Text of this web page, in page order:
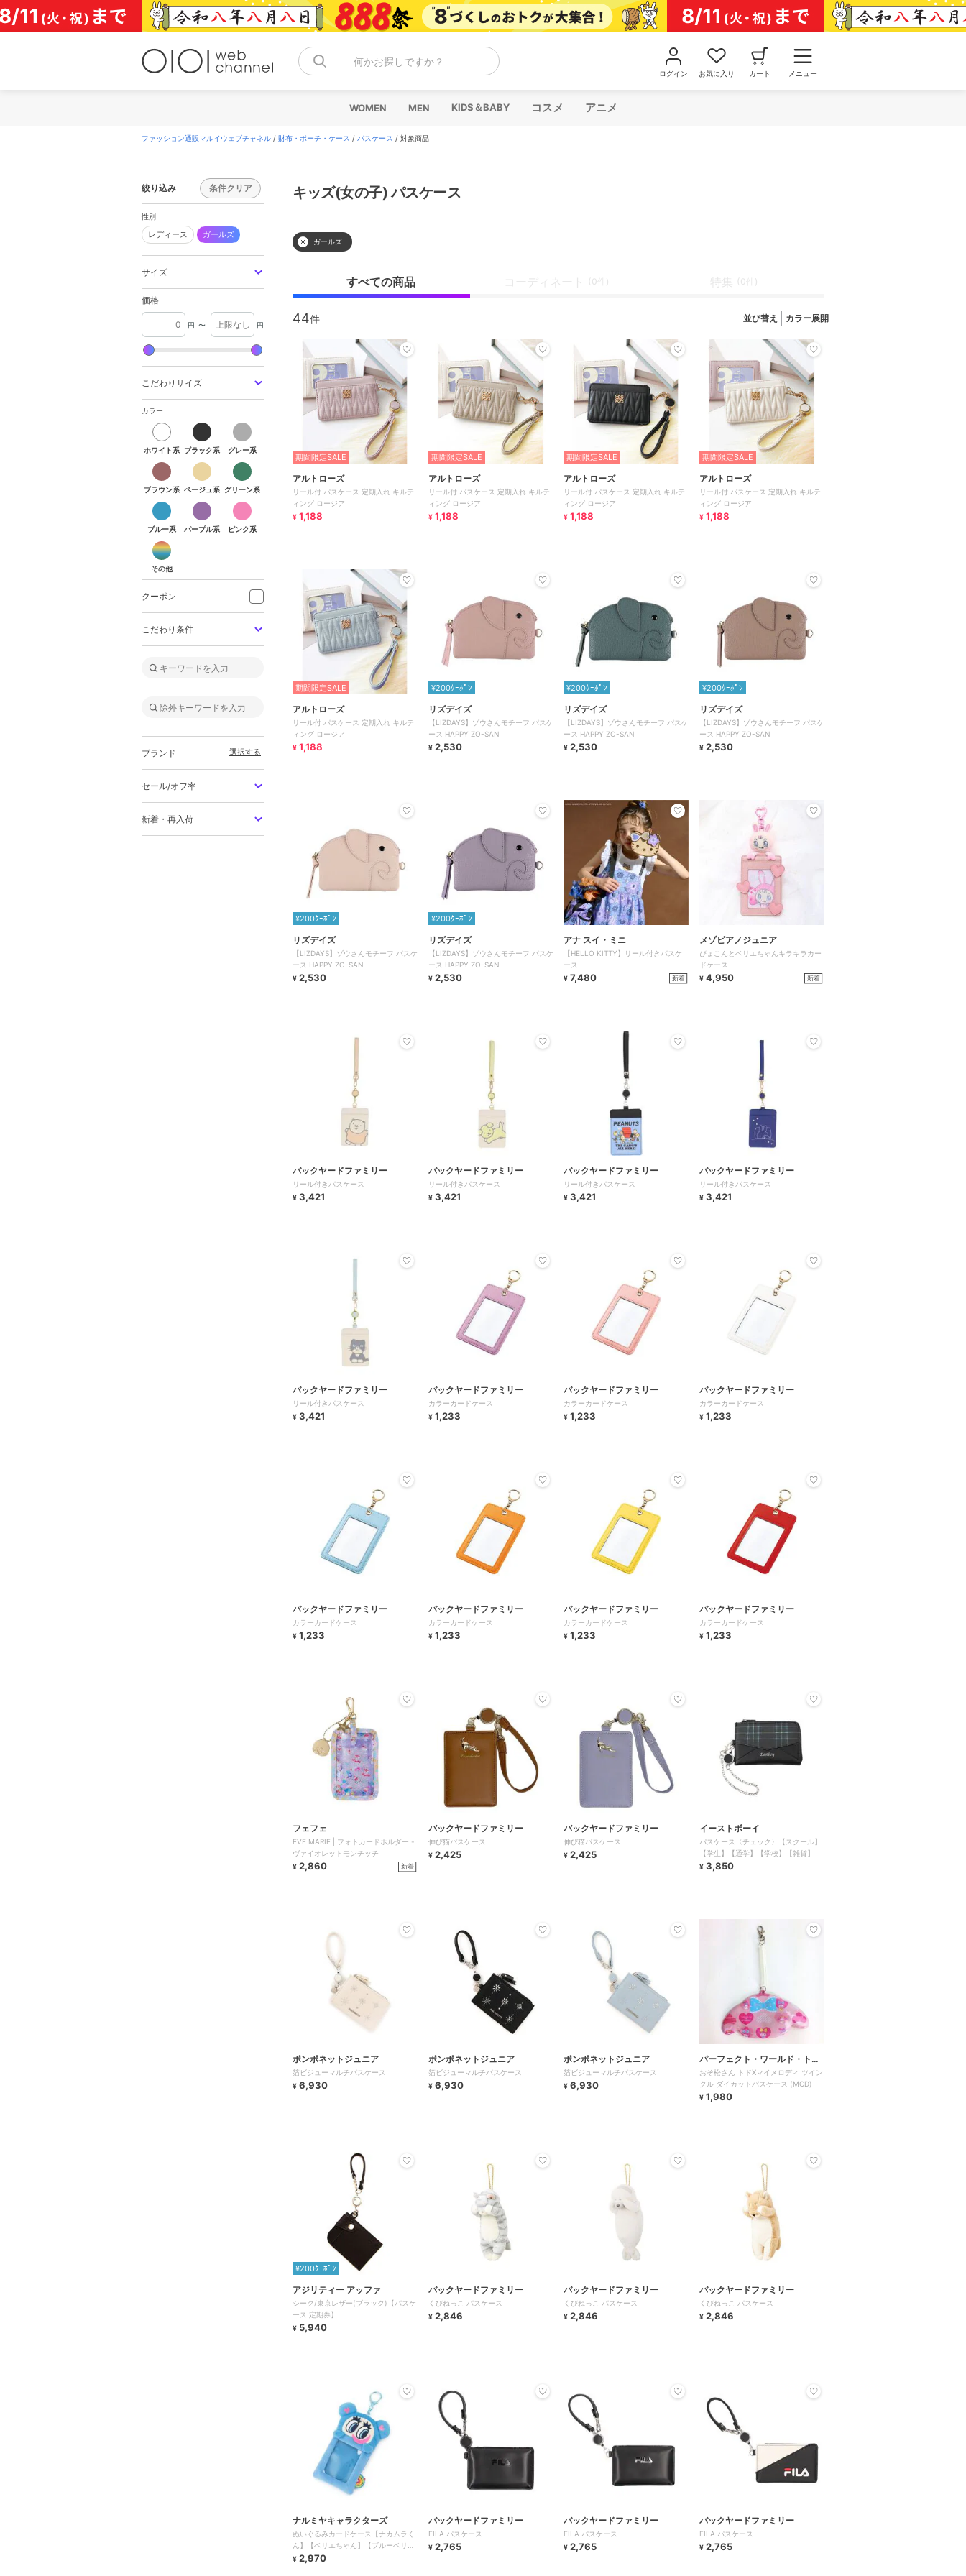
コ
ン
テ
何かお探しですか？
ログイン お気に入り カート メニュー
WOMEN MEN KIDS＆BABY コスメ アニメ
ファッション通販マルイウェブチャネル / 財布・ポーチ・ケース / パスケース / 対象商品
絞り込み 条件クリア
性別
レディース ガールズ
サイズ
価格
円 〜 円
こだわりサイズ
カラー
ホワイト系
ホワイト系
ブラック系
ブラック系
グレー系
グレー系
ブラウン系
ブラウン系
ベージュ系
ベージュ系
グリーン系
グリーン系
ブルー系
ブルー系
パープル系
パープル系
ピンク系
ピンク系
その他
その他
クーポン
こだわり条件
ブランド 選択する
セール/オフ率
新着・再入荷
キッズ(女の子) パスケース
ガールズ
すべての商品 コーディネート (0件) 特集 (0件)
44 並び替え カラー展開
期間限定SALE
アルトローズ
リール付 パスケース 定期入れ キルテ
ィング ロージア
¥ 1,188
期間限定SALE
アルトローズ
リール付 パスケース 定期入れ キルテ
ィング ロージア
¥ 1,188
期間限定SALE
アルトローズ
リール付 パスケース 定期入れ キルテ
ィング ロージア
¥ 1,188
期間限定SALE
アルトローズ
リール付 パスケース 定期入れ キルテ
ィング ロージア
¥ 1,188
期間限定SALE
アルトローズ
リール付 パスケース 定期入れ キルテ
ィング ロージア
¥ 1,188
¥200ｸｰﾎﾟﾝ
リズデイズ
【LIZDAYS】ゾウさんモチーフ パスケ
ース HAPPY ZO-SAN
¥ 2,530
¥200ｸｰﾎﾟﾝ
リズデイズ
【LIZDAYS】ゾウさんモチーフ パスケ
ース HAPPY ZO-SAN
¥ 2,530
¥200ｸｰﾎﾟﾝ
リズデイズ
【LIZDAYS】ゾウさんモチーフ パスケ
ース HAPPY ZO-SAN
¥ 2,530
¥200ｸｰﾎﾟﾝ
リズデイズ
【LIZDAYS】ゾウさんモチーフ パスケ
ース HAPPY ZO-SAN
¥ 2,530
¥200ｸｰﾎﾟﾝ
リズデイズ
【LIZDAYS】ゾウさんモチーフ パスケ
ース HAPPY ZO-SAN
¥ 2,530
アナ スイ・ミニ
【HELLO KITTY】リール付きパスケ
ース
¥ 7,480 新着
メゾピアノジュニア
ぴょこんとベリエちゃんキラキラカー
ドケース
¥ 4,950 新着
バックヤードファミリー
リール付きパスケース
¥ 3,421
バックヤードファミリー
リール付きパスケース
¥ 3,421
バックヤードファミリー
リール付きパスケース
¥ 3,421
バックヤードファミリー
リール付きパスケース
¥ 3,421
バックヤードファミリー
リール付きパスケース
¥ 3,421
バックヤードファミリー
カラーカードケース
¥ 1,233
バックヤードファミリー
カラーカードケース
¥ 1,233
バックヤードファミリー
カラーカードケース
¥ 1,233
バックヤードファミリー
カラーカードケース
¥ 1,233
バックヤードファミリー
カラーカードケース
¥ 1,233
バックヤードファミリー
カラーカードケース
¥ 1,233
バックヤードファミリー
カラーカードケース
¥ 1,233
フェフェ
EVE MARIE | フォトカードホルダー -
ヴァイオレットモンチッチ
¥ 2,860 新着
バックヤードファミリー
伸び猫パスケース
¥ 2,425
バックヤードファミリー
伸び猫パスケース
¥ 2,425
イーストボーイ
パスケース〈チェック〉【スクール】
【学生】【通学】【学校】【雑貨】
¥ 3,850
ポンポネットジュニア
箔ビジューマルチパスケース
¥ 6,930
ポンポネットジュニア
箔ビジューマルチパスケース
¥ 6,930
ポンポネットジュニア
箔ビジューマルチパスケース
¥ 6,930
パーフェクト・ワールド・トー
キョー
おそ松さん トドXマイメロディ ツイン
クル ダイカットパスケース (MCD)
¥ 1,980
¥200ｸｰﾎﾟﾝ
アジリティー アッファ
シーク/東京レザー(ブラック)【パスケ
ース 定期券】
¥ 5,940
バックヤードファミリー
くびねっこ パスケース
¥ 2,846
バックヤードファミリー
くびねっこ パスケース
¥ 2,846
バックヤードファミリー
くびねっこ パスケース
¥ 2,846
ナルミヤキャラクターズ
ぬいぐるみカードケース【ナカムラく
ん】【ベリエちゃん】【ブルーベリエ
ちゃん】
¥ 2,970
バックヤードファミリー
FILA パスケース
¥ 2,765
バックヤードファミリー
FILA パスケース
¥ 2,765
バックヤードファミリー
FILA パスケース
¥ 2,765